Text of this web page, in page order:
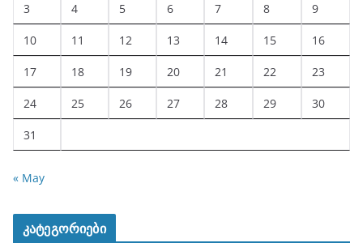
3 4 5 6 7 8 9
10 11 12 13 14 15 16
17 18 19 20 21 22 23
24 25 26 27 28 29 30
31
« May
კატეგორიები